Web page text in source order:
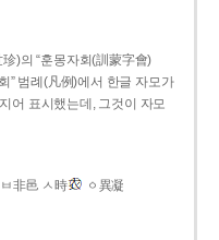
)의 “훈몽자회(訓蒙字會)
” 범례(凡例)에서 한글 자모가
어 표시했는데, 그것이 자모
非邑 ㅅ時
ㆁ異凝